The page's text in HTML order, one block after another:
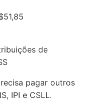
de
pagar outros
IPI e CSLL.